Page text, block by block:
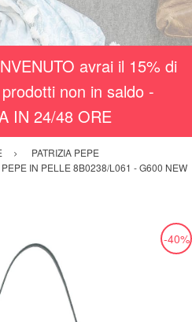
avrai il 15% di
non in saldo -
IN 24/48 ORE
PATRIZIA PEPE
IN PELLE 8B0238/L061 - G600 NEW
-40%